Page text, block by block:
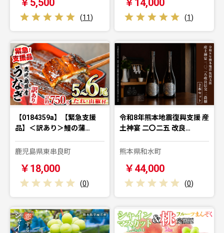
￥5,500
(11)
￥14,000
(1)
【0184359a】【緊急支援
品】＜訳あり＞鰻の蒲…
鹿児島県東串良町
￥18,000
(0)
令和8年熊本地震復興支援 産
土神宴 二〇二五 改良…
熊本県和水町
￥44,000
(0)